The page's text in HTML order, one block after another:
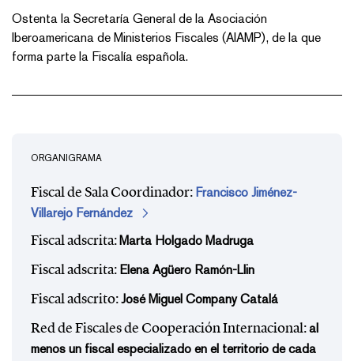
Ostenta la Secretaría General de la Asociación
Iberoamericana de Ministerios Fiscales (AIAMP), de la que
forma parte la Fiscalía española.
ORGANIGRAMA
Fiscal de Sala Coordinador: Francisco Jiménez-
Villarejo Fernández
Fiscal adscrita:Marta Holgado Madruga
Fiscal adscrita: Elena Agüero Ramón-Llin
Fiscal adscrito:José Miguel Company Catalá
Red de Fiscales de Cooperación Internacional:al
menos un fiscal especializado en el territorio de cada